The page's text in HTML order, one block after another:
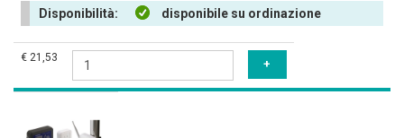
Disponibilità: disponibile su ordinazione
€ 21,53